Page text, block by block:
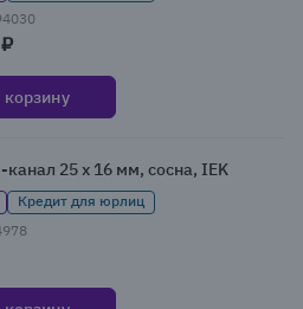
корзину
канал 25 x 16 мм, сосна, IEK
Кредит для юрлиц